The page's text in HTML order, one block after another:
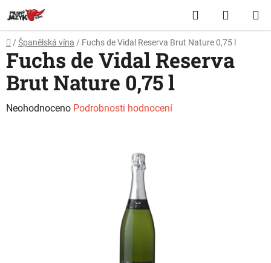
na
obsah
Hledat
KOŠÍK
Domů
/ Španělská vína / Fuchs de Vidal Reserva Brut Nature 0,75 l
Fuchs de Vidal Reserva
Brut Nature 0,75 l
Průměrné
Neohodnoceno Podrobnosti hodnocení